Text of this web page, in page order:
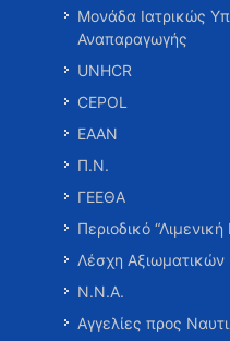
Μονάδα Ιατρικώς
Αναπαραγωγής
UNHCR
CEPOL
ΕΑΑΝ
Π.Ν.
ΓΕΕΘΑ
Περιοδικό
Λέσχη Αξιωματικών
Ν.Ν.Α.
Αγγελίες προς